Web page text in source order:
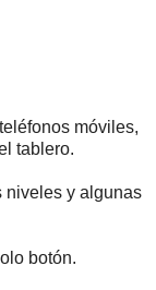
móviles,
tablero.
niveles y algunas
botón.